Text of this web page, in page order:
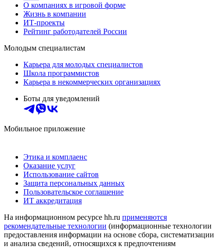
О компаниях в игровой форме
Жизнь в компании
ИТ-проекты
Рейтинг работодателей России
Молодым специалистам
Карьера для молодых специалистов
Школа программистов
Карьера в некоммерческих организациях
Боты для уведомлений
Мобильное приложение
Этика и комплаенс
Оказание услуг
Использование сайтов
Защита персональных данных
Пользовательское соглашение
ИТ аккредитация
На информационном ресурсе hh.ru применяются
рекомендательные технологии (информационные технологии
предоставления информации на основе сбора, систематизации
и анализа сведений, относящихся к предпочтениям